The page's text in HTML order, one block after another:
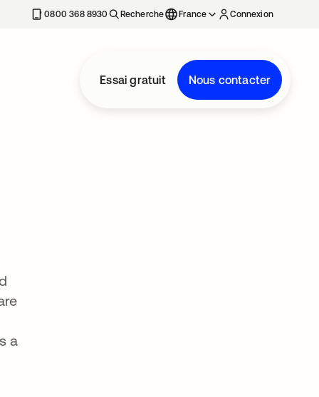
0800 368 8930 Recherche France Connexion
Essai gratuit Nous contacter
a